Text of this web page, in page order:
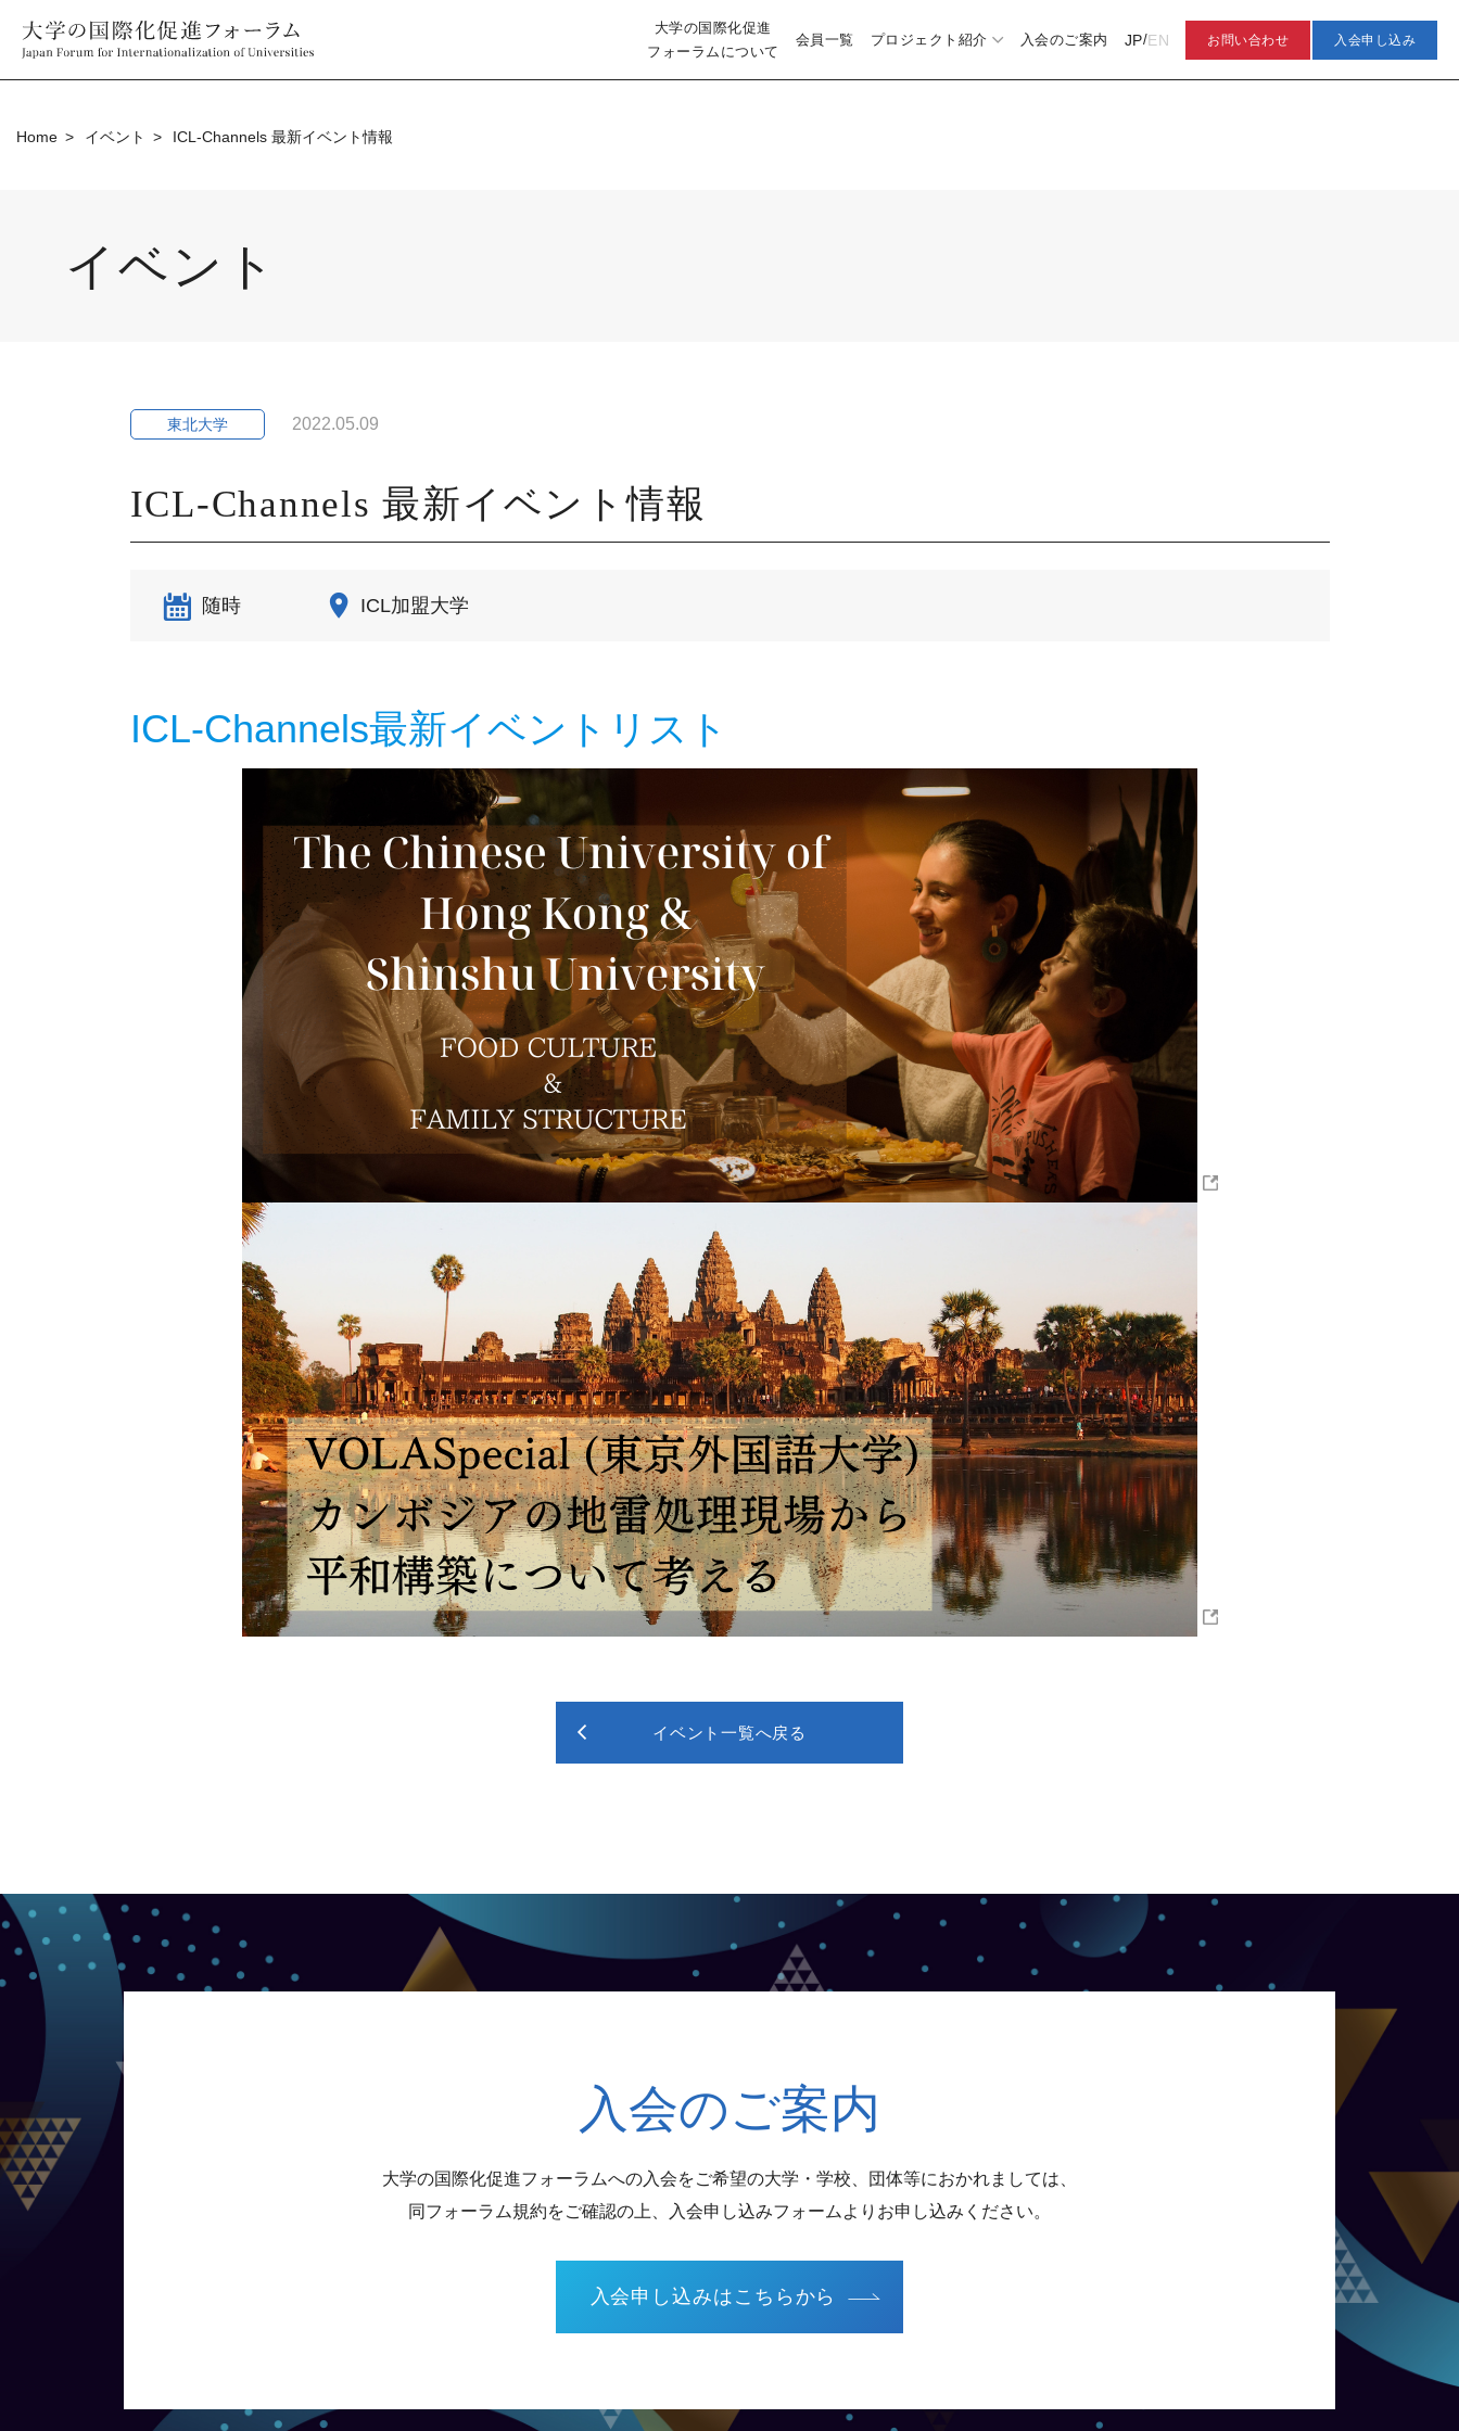
大学の国際化促進
フォーラムについて
会員一覧 プロジェクト紹介 入会のご案内 JP/EN お問い合わせ 入会申し込み
Home イベント ICL-Channels 最新イベント情報
イベント
東北大学 2022.05.09
ICL-Channels 最新イベント情報
随時 ICL加盟大学
ICL-Channels最新イベントリスト
イベント一覧へ戻る
入会のご案内
大学の国際化促進フォーラムへの入会をご希望の大学・学校、団体等におかれましては、
同フォーラム規約をご確認の上、入会申し込みフォームよりお申し込みください。
入会申し込みはこちらから